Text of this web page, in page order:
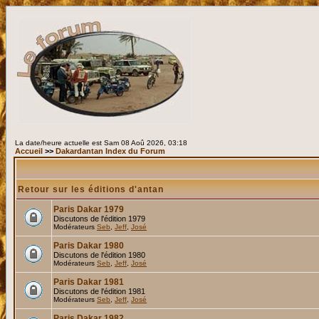
La date/heure actuelle est Sam 08 Aoû 2026, 03:18
Accueil >> Dakardantan Index du Forum
Retour sur les éditions d'antan
Paris Dakar 1979
Discutons de l'édition 1979
Modérateurs Seb Jeff José
Paris Dakar 1980
Discutons de l'édition 1980
Modérateurs Seb Jeff José
Paris Dakar 1981
Discutons de l'édition 1981
Modérateurs Seb Jeff José